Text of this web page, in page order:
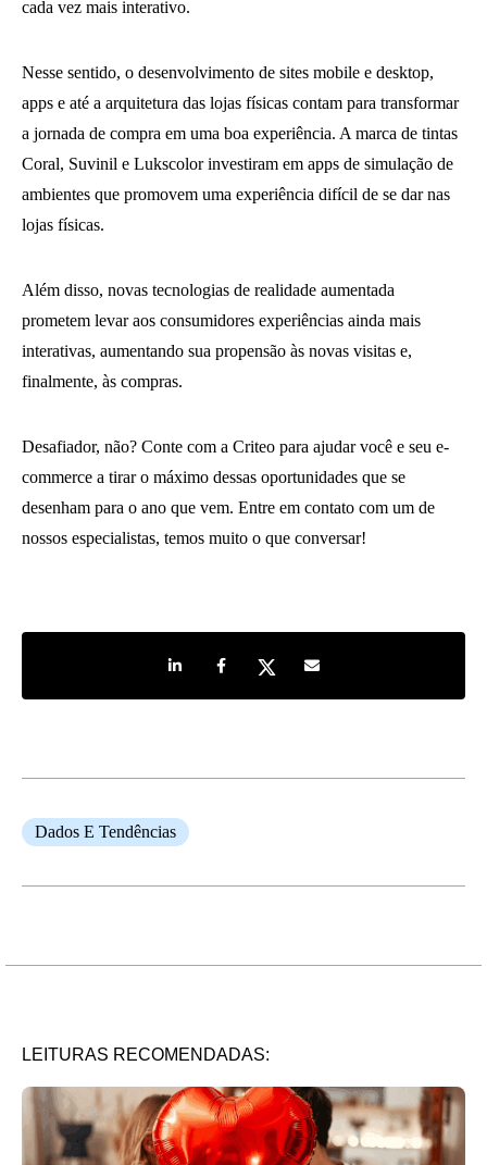
cada vez mais interativo.
Nesse sentido, o desenvolvimento de sites mobile e desktop,
apps e até a arquitetura das lojas físicas contam para transformar
a jornada de compra em uma boa experiência. A marca de tintas
Coral, Suvinil e Lukscolor investiram em apps de simulação de
ambientes que promovem uma experiência difícil de se dar nas
lojas físicas.
Além disso, novas tecnologias de realidade aumentada
prometem levar aos consumidores experiências ainda mais
interativas, aumentando sua propensão às novas visitas e,
finalmente, às compras.
Desafiador, não? Conte com a Criteo para ajudar você e seu e-
commerce a tirar o máximo dessas oportunidades que se
desenham para o ano que vem. Entre em contato com um de
nossos especialistas, temos muito o que conversar!
Share on LinkedIn
Share on Facebook
Share on TwitterShare by e-mail
Dados E Tendências
LEITURAS RECOMENDADAS: